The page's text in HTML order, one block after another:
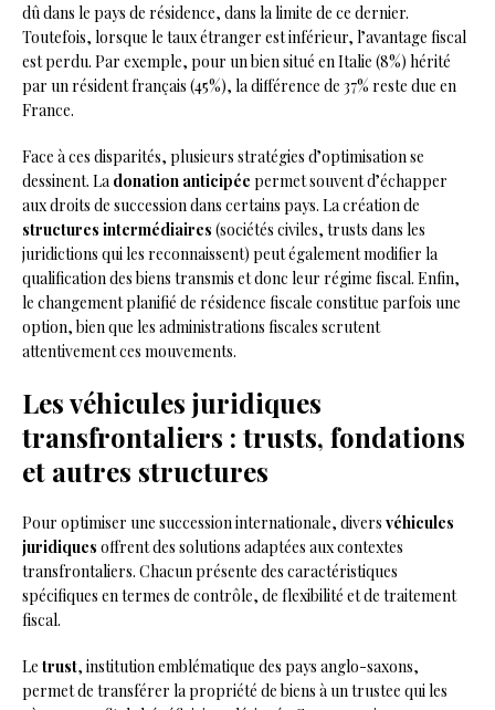
dû dans le pays de résidence, dans la limite de ce dernier.
Toutefois, lorsque le taux étranger est inférieur, l’avantage fiscal
est perdu. Par exemple, pour un bien situé en Italie (8%) hérité
par un résident français (45%), la différence de 37% reste due en
France.
Face à ces disparités, plusieurs stratégies d’optimisation se
dessinent. La donation anticipée permet souvent d’échapper
aux droits de succession dans certains pays. La création de
structures intermédiaires (sociétés civiles, trusts dans les
juridictions qui les reconnaissent) peut également modifier la
qualification des biens transmis et donc leur régime fiscal. Enfin,
le changement planifié de résidence fiscale constitue parfois une
option, bien que les administrations fiscales scrutent
attentivement ces mouvements.
Les véhicules juridiques
transfrontaliers : trusts, fondations
et autres structures
Pour optimiser une succession internationale, divers véhicules
juridiques offrent des solutions adaptées aux contextes
transfrontaliers. Chacun présente des caractéristiques
spécifiques en termes de contrôle, de flexibilité et de traitement
fiscal.
Le trust, institution emblématique des pays anglo-saxons,
permet de transférer la propriété de biens à un trustee qui les